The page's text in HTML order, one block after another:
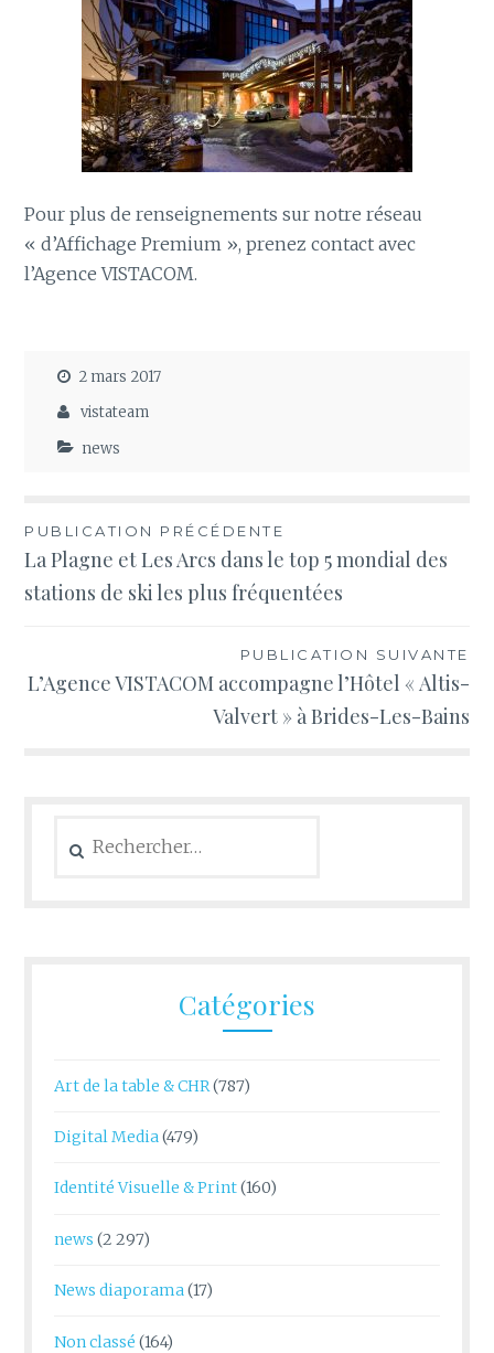
Pour plus de renseignements sur notre réseau
« d’Affichage Premium », prenez contact avec
l’Agence VISTACOM.
2 mars 2017
vistateam
news
Navigation
de
PUBLICATION PRÉCÉDENTE
La Plagne et Les Arcs dans le top 5 mondial des
stations de ski les plus fréquentées
PUBLICATION SUIVANTE
L’Agence VISTACOM accompagne l’Hôtel « Altis-
Valvert » à Brides-Les-Bains
Catégories
Art de la table & CHR(787)
Digital Media(479)
Identité Visuelle & Print(160)
news (2 297)
News diaporama(17)
Non classé (164)